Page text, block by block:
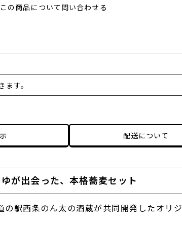
この商品について問い合わせる
す。
配送について
が出会った、本格蕎麦セット
駅西条のん太の酒蔵が共同開発したオリジ